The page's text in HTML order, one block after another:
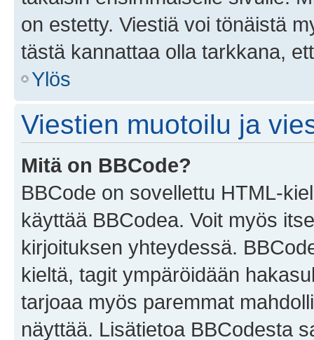
on estetty. Viestiä voi tönäistä
tästä kannattaa olla tarkkana,
Ylös
Viestien muotoilu ja
Mitä on BBCode?
BBCode on sovellettu HTML-
käyttää BBCodea. Voit myös
kirjoituksen yhteydessä.
kieltä, tagit ympäröidään
tarjoaa myös paremmat
näyttää. Lisätietoa BBCodesta